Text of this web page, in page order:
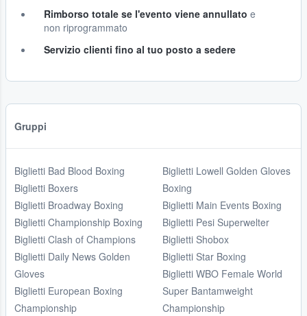
Rimborso totale se l'evento viene annullato e
non riprogrammato
Servizio clienti fino al tuo posto a sedere
Gruppi
Biglietti Bad Blood Boxing
Biglietti Boxers
Biglietti Broadway Boxing
Biglietti Championship Boxing
Biglietti Clash of Champions
Biglietti Daily News Golden
Gloves
Biglietti European Boxing
Championship
Biglietti Lowell Golden Gloves
Boxing
Biglietti Main Events Boxing
Biglietti Pesi Superwelter
Biglietti Shobox
Biglietti Star Boxing
Biglietti WBO Female World
Super Bantamweight
Championship